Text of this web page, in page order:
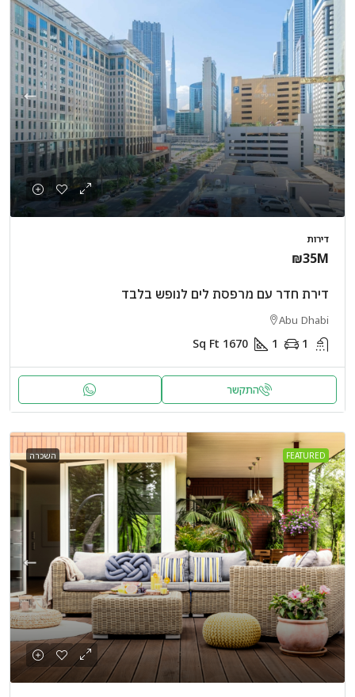
דירות
₪35M
דירת חדר עם מרפסת לים לנופש בלבד
Abu Dhabi
1
1
1670
Sq Ft
התקשר
FEATURED השכרה